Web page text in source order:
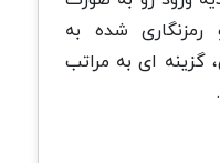
شده به
گزینه ای به مراتب